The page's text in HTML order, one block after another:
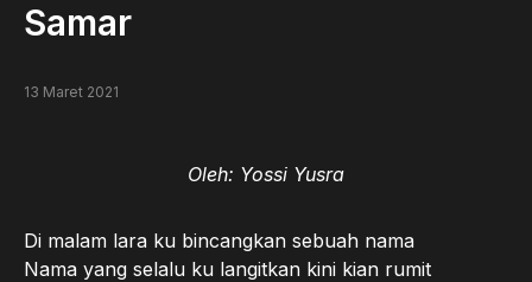
Samar
13 Maret 2021
Oleh: Yossi Yusra
Di malam lara ku bincangkan sebuah nama
Nama yang selalu ku langitkan kini kian rumit